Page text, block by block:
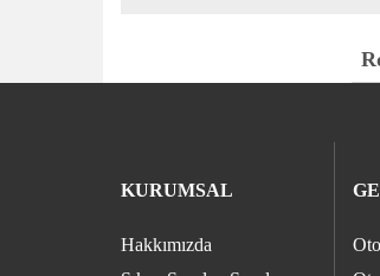
KURUMSAL
Hakkımızda